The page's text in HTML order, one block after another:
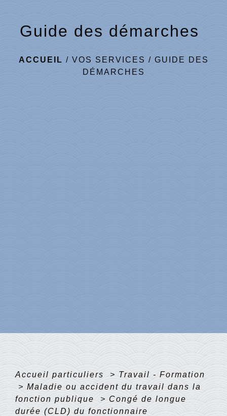
Guide des démarches
ACCUEIL / VOS SERVICES / GUIDE DES
DÉMARCHES
Accueil particuliers > Travail - Formation
> Maladie ou accident du travail dans la
fonction publique
> Congé de longue
durée (CLD) du fonctionnaire